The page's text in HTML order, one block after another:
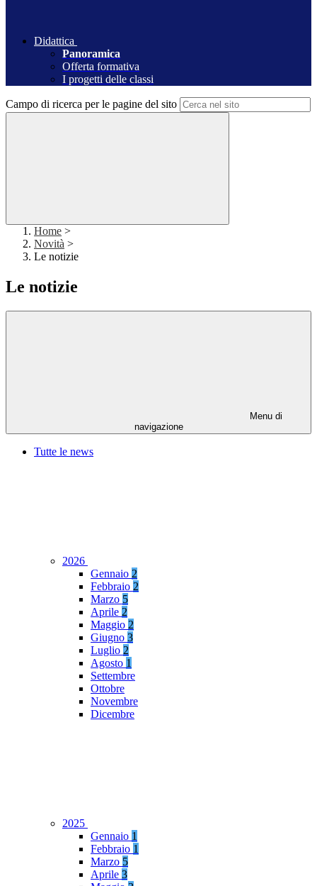
Didattica
Panoramica
Offerta formativa
I progetti delle classi
Campo di ricerca per le pagine del sito
Home >
Novità >
Le notizie
Le notizie
Menu di
navigazione
Tutte le news
2026
Gennaio 2
Febbraio 2
Marzo 5
Aprile 2
Maggio 2
Giugno 3
Luglio 2
Agosto 1
Settembre
Ottobre
Novembre
Dicembre
2025
Gennaio 1
Febbraio 1
Marzo 5
Aprile 3